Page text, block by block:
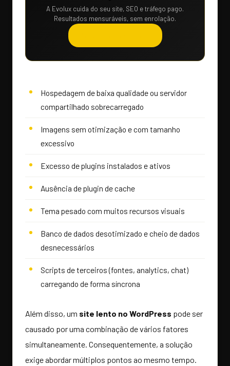
A Evolux cuida do seu site, SEO e tráfego pago.
Resultados mensuráveis, sem enrolação.
Hospedagem de baixa qualidade ou servidor
compartilhado sobrecarregado
Imagens sem otimização e com tamanho
excessivo
Excesso de plugins instalados e ativos
Ausência de plugin de cache
Tema pesado com muitos recursos visuais
Banco de dados desotimizado e cheio de dados
desnecessários
Scripts de terceiros (fontes, analytics, chat)
carregando de forma síncrona
Além disso, um site lento no WordPress pode ser
causado por uma combinação de vários fatores
simultaneamente. Consequentemente, a solução
exige abordar múltiplos pontos ao mesmo tempo.